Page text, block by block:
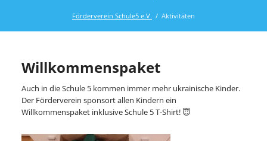
Förderverein Schule5 e.V. Aktivitäten
Willkommenspaket
Auch in die Schule 5 kommen immer mehr ukrainische Kinder.
Der Förderverein sponsort allen Kindern ein
Willkommenspaket inklusive Schule 5 T-Shirt! 😇